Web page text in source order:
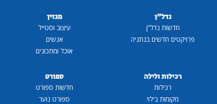
נדל"ן
חדשות נדל"ן
פרויקטים חדשים בנתניה
מגזין
עיצוב וסטייל
אנשים
אוכל ומתכונים
רכילות ולילה
רכילות
מקומות בילוי
ספורט
חדשות ספורט
ספורט נוער